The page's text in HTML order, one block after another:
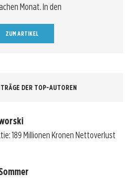
Monat. In den
ZUM ARTIKEL
DER TOP-AUTOREN
189 Millionen Kronen Nettoverlust